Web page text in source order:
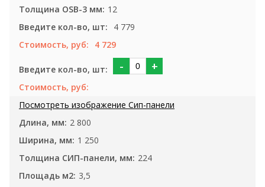
12
4 779
4 729
- +
2 800
1 250
224
3,5